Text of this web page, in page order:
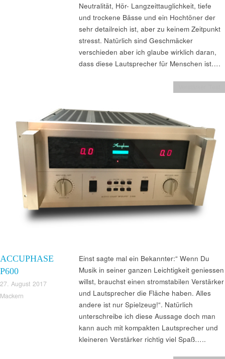
Neutralität, Hör- Langzeittauglichkeit, tiefe
und trockene Bässe und ein Hochtöner der
sehr detailreich ist, aber zu keinem Zeitpunkt
stresst. Natürlich sind Geschmäcker
verschieden aber ich glaube wirklich daran,
dass diese Lautsprecher für Menschen ist….
ACCUPHASE
P600
27. August 2017
Mackern
Einst sagte mal ein Bekannter:“ Wenn Du
Musik in seiner ganzen Leichtigkeit geniessen
willst, brauchst einen stromstabilen Verstärker
und Lautsprecher die Fläche haben. Alles
andere ist nur Spielzeug!“. Natürlich
unterschreibe ich diese Aussage doch man
kann auch mit kompakten Lautsprecher und
kleineren Verstärker richtig viel Spaß…..